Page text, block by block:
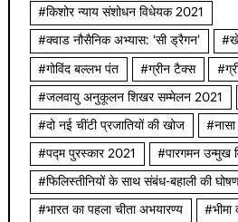
#किशोर न्याय संशोधन विधेयक 2021
#क्वाड नौसैनिक अभ्यास: ‘सी ड्रैगन’
#गोविंद बल्लभ पंत #ग्रीन टैक्स
#जलवायु अनुकूलन शिखर सम्मेलन 2021
#दो नई चींटी प्रजातियों की खोज
#पद्म पुरस्कार 2021 #पारगमन उन्मुख
#फिलिस्तीनियों के साथ संबंध-बहाली की
#भारत का पहला चीता अभयारण्य #भीमा